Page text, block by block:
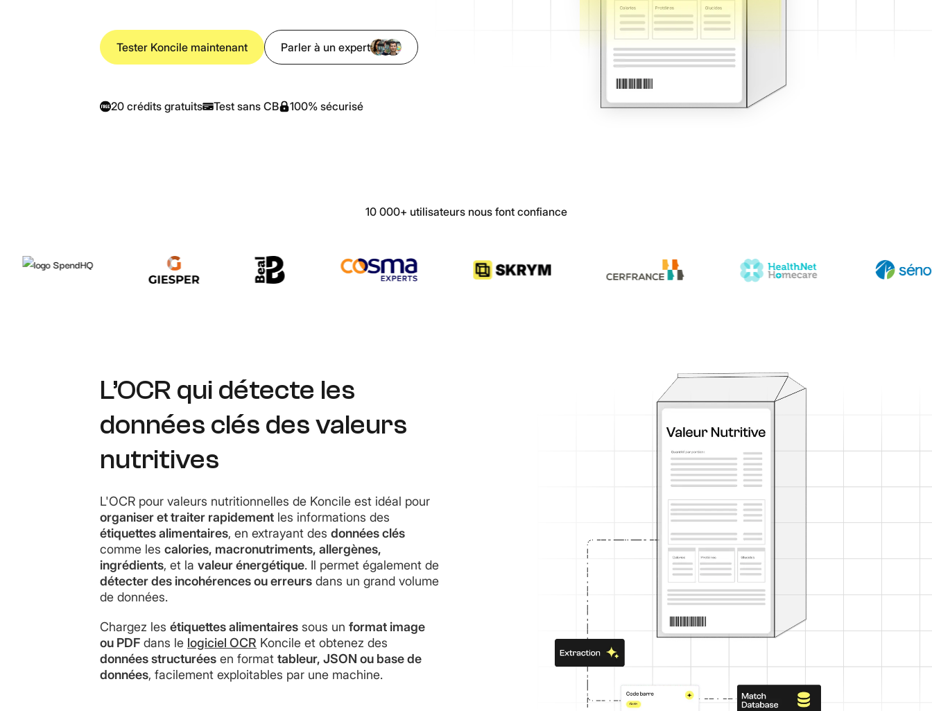
l'authenticité des
documents par IA
intelligent
All templates
Tester Koncile maintenant Parler à un expert
20 crédits gratuits Test sans CB 100% sécurisé
10 000+ utilisateurs nous font confiance
L’OCR qui détecte les
données clés des valeurs
nutritives
L'OCR pour valeurs nutritionnelles de Koncile est idéal pour
organiser et traiter rapidement les informations des
étiquettes alimentaires, en extrayant des données clés
comme les calories, macronutriments, allergènes,
ingrédients, et la valeur énergétique. Il permet également de
détecter des incohérences ou erreurs dans un grand volume
de données.
Chargez les étiquettes alimentaires sous un format image
ou PDF dans le logiciel OCR Koncile et obtenez des
données structurées en format tableur, JSON ou base de
données, facilement exploitables par une machine.